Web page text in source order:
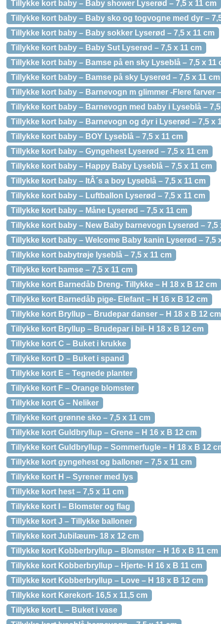
Tillykke kort baby – Baby shower Lyserød – 7,5 x 11 cm
Tillykke kort baby – Baby sko og togvogne med dyr –
Tillykke kort baby – Baby sokker Lyserød – 7,5 x 11 cm
Tillykke kort baby – Baby Sut Lyserød – 7,5 x 11 cm
Tillykke kort baby – Bamse på en sky Lyseblå – 7,5 x 11
Tillykke kort baby – Bamse på sky Lyserød – 7,5 x 11 cm
Tillykke kort baby – Barnevogn m glimmer -Flere farver
Tillykke kort baby – Barnevogn med baby i Lyseblå –
Tillykke kort baby – Barnevogn og dyr i Lyserød – 7,5 x
Tillykke kort baby – BOY Lyseblå – 7,5 x 11 cm
Tillykke kort baby – Gyngehest Lyserød – 7,5 x 11 cm
Tillykke kort baby – Happy Baby Lyseblå – 7,5 x 11 cm
Tillykke kort baby – ItÂ´s a boy Lyseblå – 7,5 x 11 cm
Tillykke kort baby – Luftballon Lyserød – 7,5 x 11 cm
Tillykke kort baby – Måne Lyserød – 7,5 x 11 cm
Tillykke kort baby – New Baby barnevogn Lyserød – 7,5
Tillykke kort baby – Welcome Baby kanin Lyserød – 7,5
Tillykke kort babytrøje lyseblå – 7,5 x 11 cm
Tillykke kort bamse – 7,5 x 11 cm
Tillykke kort Barnedåb Dreng- Tillykke – H 18 x B 12 cm
Tillykke kort Barnedåb pige- Elefant – H 16 x B 12 cm
Tillykke kort Bryllup – Brudepar danser – H 18 x B 12 cm
Tillykke kort Bryllup – Brudepar i bil- H 18 x B 12 cm
Tillykke kort C – Buket i krukke
Tillykke kort D – Buket i spand
Tillykke kort E – Tegnede planter
Tillykke kort F – Orange blomster
Tillykke kort G – Neliker
Tillykke kort grønne sko – 7,5 x 11 cm
Tillykke kort Guldbryllup – Grene – H 16 x B 12 cm
Tillykke kort Guldbryllup – Sommerfugle – H 18 x B 12
Tillykke kort gyngehest og balloner – 7,5 x 11 cm
Tillykke kort H – Syrener med lys
Tillykke kort hest – 7,5 x 11 cm
Tillykke kort I – Blomster og flag
Tillykke kort J – Tillykke balloner
Tillykke kort Jubilæum- 18 x 12 cm
Tillykke kort Kobberbryllup – Blomster – H 16 x B 11 cm
Tillykke kort Kobberbryllup – Hjerte- H 16 x B 11 cm
Tillykke kort Kobberbryllup – Love – H 18 x B 12 cm
Tillykke kort Kørekort- 16,5 x 11,5 cm
Tillykke kort L – Buket i vase